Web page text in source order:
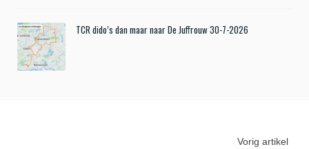
TCR dido’s dan maar naar De Juffrouw 30-7-2026
Vorig artikel